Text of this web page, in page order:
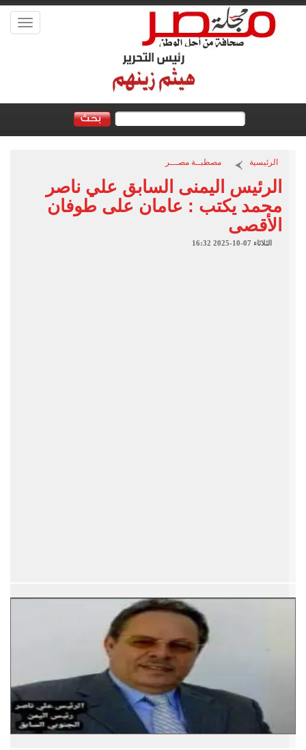
Toggle
الرئيسية مصطبــة مصـــر
الرئيس اليمنى السابق علي ناصر
محمد يكتب : عامان على طوفان
الأقصى
الثلاثاء 07-10-2025 16:32